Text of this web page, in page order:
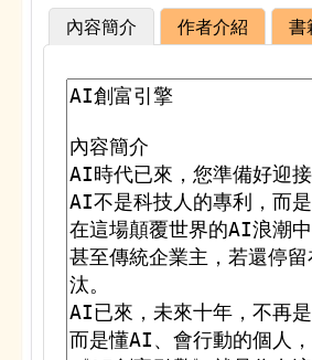
內容簡介 作者介紹 書